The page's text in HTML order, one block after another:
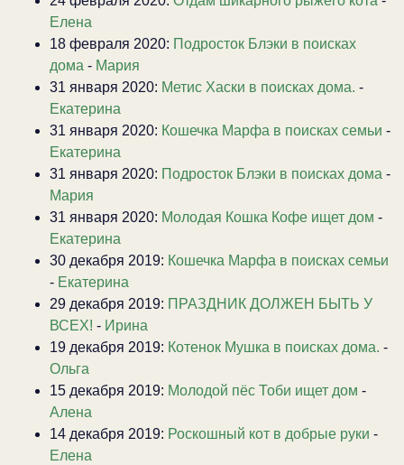
Елена
18 февраля 2020: Подросток Блэки в поисках
дома - Мария
31 января 2020: Метис Хаски в поисках дома. -
Екатерина
31 января 2020: Кошечка Марфа в поисках семьи -
Екатерина
31 января 2020: Подросток Блэки в поисках дома -
Мария
31 января 2020: Молодая Кошка Кофе ищет дом -
Екатерина
30 декабря 2019: Кошечка Марфа в поисках семьи
- Екатерина
29 декабря 2019: ПРАЗДНИК ДОЛЖЕН БЫТЬ У
ВСЕХ! - Ирина
19 декабря 2019: Котенок Мушка в поисках дома. -
Ольга
15 декабря 2019: Молодой пёс Тоби ищет дом -
Алена
14 декабря 2019: Роскошный кот в добрые руки -
Елена